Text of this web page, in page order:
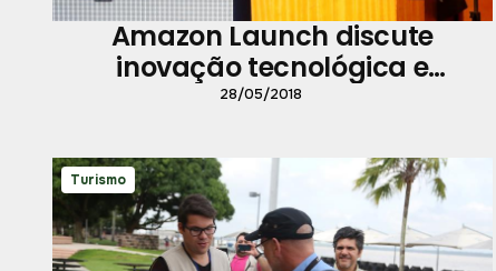
Amazon Launch discute
inovação tecnológica e
transformação digital
28/05/2018
Turismo